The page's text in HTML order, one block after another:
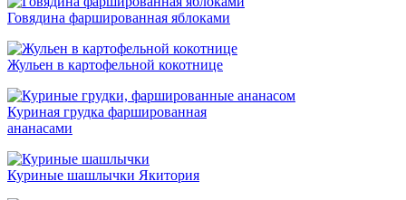
Говядина фаршированная яблоками
Жульен в картофельной кокотнице
Куриная грудка фаршированная
ананасами
Куриные шашлычки Якитория